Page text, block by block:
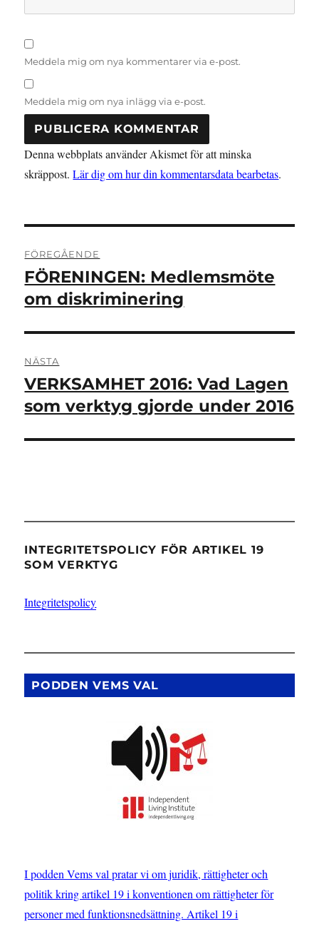
Meddela mig om nya kommentarer via e-post.
Meddela mig om nya inlägg via e-post.
Denna webbplats använder Akismet för att minska
skräppost.Lär dig om hur din kommentarsdata bearbetas.
FÖREGÅENDE
Föregående
inlägg:
FÖRENINGEN: Medlemsmöte
om diskriminering
NÄSTA
Nästa
inlägg:
VERKSAMHET 2016: Vad Lagen
som verktyg gjorde under 2016
INTEGRITETSPOLICY FÖR ARTIKEL 19
SOM VERKTYG
Integritetspolicy
PODDEN VEMS VAL
I podden Vems val pratar vi om juridik, rättigheter och
politik kring artikel 19 i konventionen om rättigheter för
personer med funktionsnedsättning. Artikel 19 i